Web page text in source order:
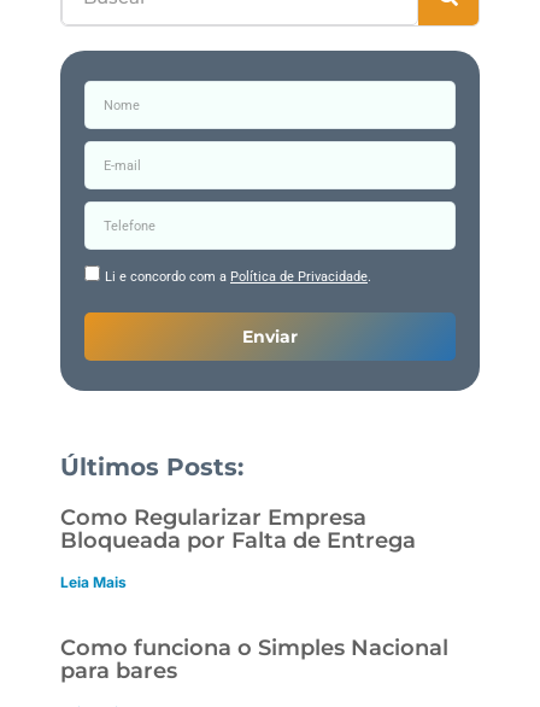
Li e concordo com a Política de Privacidade.
Enviar
Últimos Posts:
Como Regularizar Empresa
Bloqueada por Falta de Entrega
Leia Mais
Como funciona o Simples Nacional
para bares